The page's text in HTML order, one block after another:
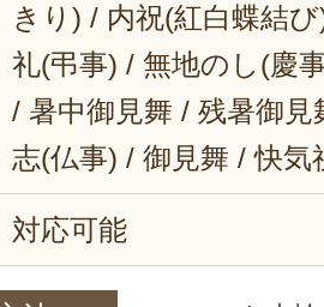
きり) / 内祝(紅白蝶結
礼(弔事) / 無地のし(慶
/ 暑中御見舞 / 残暑御
志(仏事) / 御見舞 / 快気
対応可能